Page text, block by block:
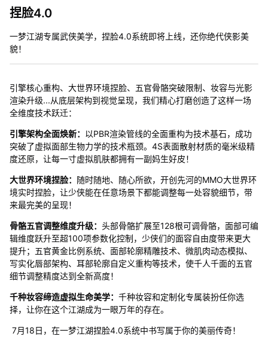
捏脸4.0
一梦江湖专属武侠美学，捏脸4.0系统即将上线，还你绝代侠影美
貌！
引擎核心重构、大世界环境捏脸、五官骨骼突破限制、妆容与光影
渲染升级...从底层架构到视觉呈现，我们精心打磨创造了这样一场
全维度技术跃迁：
引擎架构全面焕新： 以PBR渲染管线的全面重构为技术基石，成功
突破了虚拟面部生物力学的技术瓶颈。4S表面散射材质的毫米级精
度还原，让每一寸虚拟肌肤都拥有一副妈生好皮！
大世界环境捏脸： 随时随地、随心所欲，开创先河的MMO大世界环
境实时捏脸，让少侠能在任意场景下都能调整每一处容貌细节，带
来最完美的呈现！
骨骼五官调整维度升级： 头部骨骼扩展至128根可调骨骼，面部可编
辑维度跃升至超100项参数化控制，少侠们的面容自由度带来更大
提升；五官黄金比例系统、面部轮廓精雕技术、微肌肉动态模拟、
写实化唇部架构、耳部轮廓自定义重构等技术，使千人千面的五官
细节调整精度达到全新高度！
千种妆容缔造虚拟生命美学： 千种妆容和定制化专属装扮任你选
择，让你在这个江湖成为一眼万年的存在。
7月18日，在一梦江湖捏脸4.0系统中书写属于你的美丽传奇！